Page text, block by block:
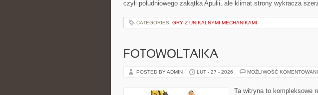
czyli południowego zakątka Apulii, ale klimat strony wykracza
CATEGORIES: GRY Z UNIKALNYMI MECHANIKAMI
FOTOWOLTAIKA
POSTED BY ADMIN LUT - 27 - 2026 MOŻLIWOŚĆ
Ta witryna to kompleksowe